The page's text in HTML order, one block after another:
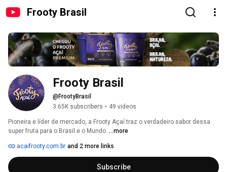
Frooty Brasil
Frooty Brasil
@FrootyBrasil
3.65K subscribers • 49 videos
Pioneira e líder de mercado, a Frooty Açaí traz o verdadeiro sabor dessa
super fruta para o Brasil e o Mundo. ...more
acaifrooty.com.br and 2 more links
Subscribe